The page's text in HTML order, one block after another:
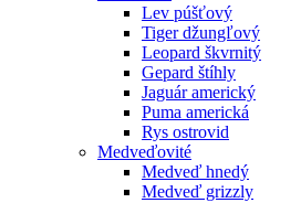
Lev púšťový
Tiger džungľový
Leopard škvrnitý
Gepard štíhly
Jaguár americký
Puma americká
Rys ostrovid
Medveďovité
Medveď hnedý
Medveď grizzly